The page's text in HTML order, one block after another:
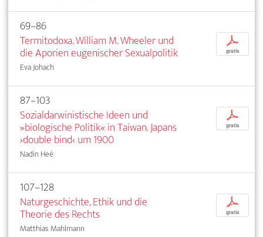
69–86
Termitodoxa. William M. Wheeler und
die Aporien eugenischer Sexualpolitik
Eva Johach
p
gratis
87–103
Sozialdarwinistische Ideen und
»biologische Politik« in Taiwan. Japans
›double bind‹ um 1900
Nadin Heé
p
gratis
107–128
Naturgeschichte, Ethik und die
Theorie des Rechts
Matthias Mahlmann
p
gratis